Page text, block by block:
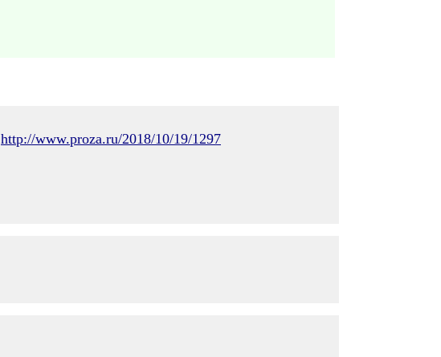
http://www.proza.ru/2018/10/19/1297